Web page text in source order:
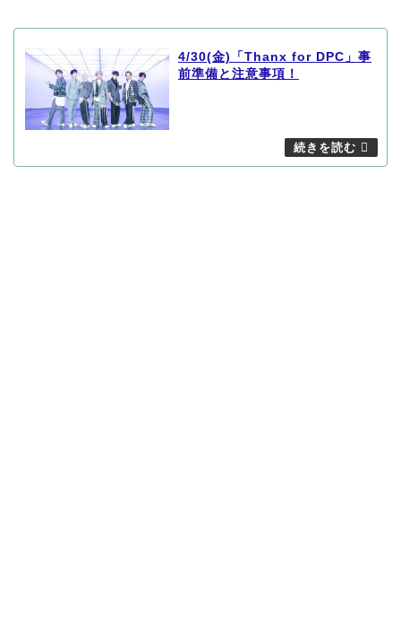
4/30(金)「Thanx for DPC」事
前準備と注意事項！